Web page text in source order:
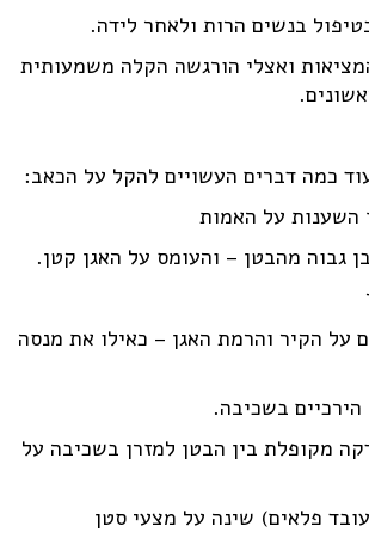
בנשים הרות ולאחר לידה.
ואצלי הורגשה הקלה משמעותית
כמה דברים העשויים להקל על הכאב:
גבוה מהבטן – והעומס על האגן קטן.
על הקיר והרמת האגן – כאילו את מנסה
מקופלת בין הבטן למזרן בשכיבה על